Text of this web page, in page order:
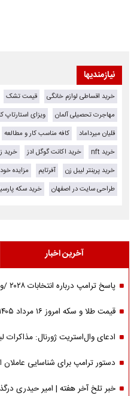
نیازمندیها
خرید اقساطی لوازم خانگی قیمت تشک
مهاجرت تحصیلی آلمان
ویزای استارتاپ
قلیان میرداماد
کافه مناسب کار و مطالعه
خرید nft
خرید اکانت گوگل ادز خرید
خرید پرینتر لیبل زن
آفرتایم مزایده
طراحی سایت در اصفهان
خرید سکه
آخرین اخبار
پاسخ ترامپ درباره انتخابات ۲۰۲۸ /ونس یا روبیو؟
قیمت طلا و سکه امروز ۱۶ مرداد ۱۴۰۵ | طلای دست دوم گرمی چند؟
ادعای وال‌استریت ژورنال: مذاکرات
دستور ترامپ برای شناسایی عاملان
خبر تلخ آخر هفته | امیر حیدری